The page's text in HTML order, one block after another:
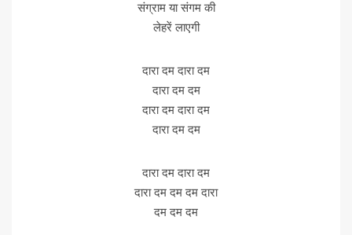
संग्राम या संगम की
लेहरें लाएगी
दारा दम दारा दम
दारा दम दम
दारा दम दारा दम
दारा दम दम
दारा दम दारा दम
दारा दम दम दम दारा
दम दम दम